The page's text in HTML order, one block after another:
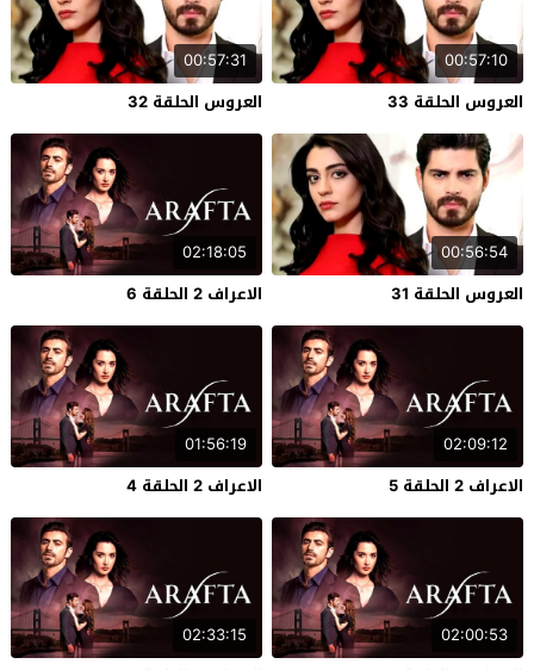
00:57:10
العروس الحلقة 33
00:57:31
العروس الحلقة 32
00:56:54
العروس الحلقة 31
02:18:05
الاعراف 2 الحلقة 6
02:09:12
الاعراف 2 الحلقة 5
01:56:19
الاعراف 2 الحلقة 4
02:00:53
02:33:15